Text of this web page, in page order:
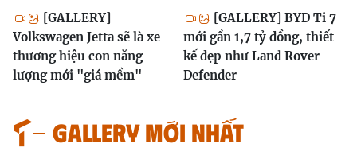
[GALLERY]
Volkswagen Jetta sẽ là xe
thương hiệu con năng
lượng mới "giá mềm"
[GALLERY] BYD Ti 7
mới gần 1,7 tỷ đồng, thiết
kế đẹp như Land Rover
Defender
GALLERY MỚI NHẤT